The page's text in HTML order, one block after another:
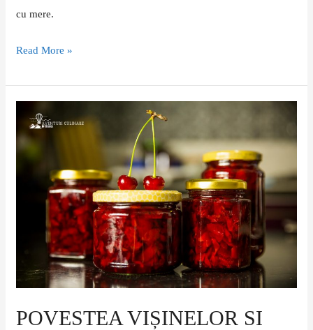
cu mere.
Read More »
POVESTEA VIȘINELOR SI
Povestea
vișinelor
si
sweets”